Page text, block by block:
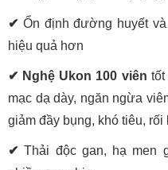
✔ Ổn định đường huyết
hiệu quả hơn
✔ Nghệ Ukon 100 viên
mạc dạ dày, ngăn ngừa
giảm đầy bụng, khó tiêu, rối
✔Thải độc gan, hạ men